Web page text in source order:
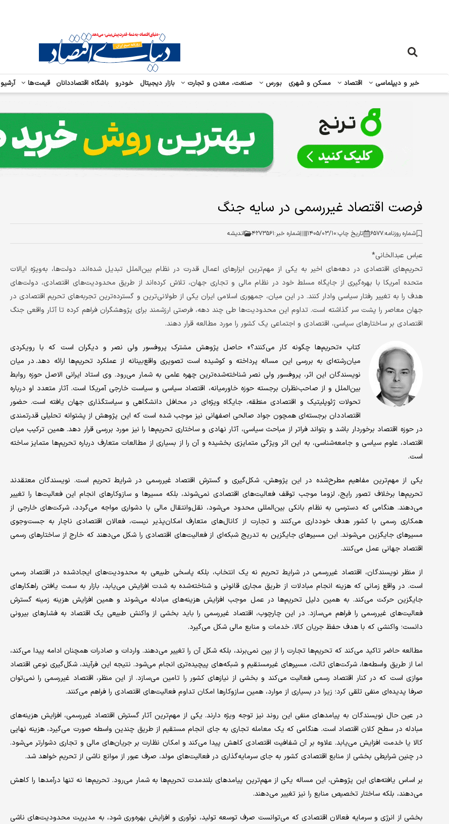
خبر و دیپلماسی اقتصاد مسکن و شهری بورس صنعت، معدن و تجارت بازار دیجیتال خودرو باشگاه اقتصاددانان قیمت‌ها آرشیو
فرصت اقتصاد غیررسمی در سایه جنگ
شماره روزنامه:۶۵۷۷ تاریخ چاپ:۱۴۰۵/۰۳/۱۰ شماره خبر:۴۲۷۳۵۶۱ اندیشه
عباس عبدالخانی*
تحریم‌های اقتصادی در دهه‌های اخیر به یکی از مهم‌ترین ابزارهای اعمال قدرت در نظام بین‌الملل تبدیل شده‌اند. دولت‌ها، به‌ویژه ایالات
متحده آمریکا با بهره‌گیری از جایگاه مسلط خود در نظام مالی و تجاری جهان، تلاش کرده‌اند از طریق محدودیت‌های اقتصادی، دولت‌های
هدف را به تغییر رفتار سیاسی وادار کنند. در این میان، جمهوری اسلامی ایران یکی از طولانی‌ترین و گسترده‌ترین تجربه‌های تحریم اقتصادی در
جهان معاصر را پشت سر گذاشته است. تداوم این محدودیت‌ها طی چند دهه، فرصتی ارزشمند برای پژوهشگران فراهم کرده تا آثار واقعی جنگ
اقتصادی بر ساختارهای سیاسی، اقتصادی و اجتماعی یک کشور را مورد مطالعه قرار دهند.
کتاب «تحریم‌ها چگونه کار می‌کنند؟» حاصل پژوهش مشترک پروفسور ولی نصر و دیگران است که با رویکردی
میان‌رشته‌ای به بررسی این مساله پرداخته و کوشیده است تصویری واقع‌بینانه از عملکرد تحریم‌ها ارائه دهد. در میان
نویسندگان این اثر، پروفسور ولی نصر شناخته‌شده‌ترین چهره علمی به شمار می‌رود. وی استاد ایرانی الاصل حوزه روابط
بین‌الملل و از صاحب‌نظران برجسته حوزه خاورمیانه، اقتصاد سیاسی و سیاست خارجی آمریکا است. آثار متعدد او درباره
تحولات ژئوپلیتیک و اقتصادی منطقه، جایگاه ویژه‌ای در محافل دانشگاهی و سیاستگذاری جهان یافته است. حضور
اقتصاددان برجسته‌ای همچون جواد صالحی اصفهانی نیز موجب شده است که این پژوهش از پشتوانه تحلیلی قدرتمندی
در حوزه اقتصاد برخوردار باشد و بتواند فراتر از مباحث سیاسی، آثار نهادی و ساختاری تحریم‌ها را نیز مورد بررسی قرار دهد. همین ترکیب میان
اقتصاد، علوم سیاسی و جامعه‌شناسی، به این اثر ویژگی متمایزی بخشیده و آن را از بسیاری از مطالعات متعارف درباره تحریم‌ها متمایز ساخته
است.
یکی از مهم‌ترین مفاهیم مطرح‌شده در این پژوهش، شکل‌گیری و گسترش اقتصاد غیررسمی در شرایط تحریم است. نویسندگان معتقدند
تحریم‌ها برخلاف تصور رایج، لزوما موجب توقف فعالیت‌های اقتصادی نمی‌شوند، بلکه مسیرها و سازوکارهای انجام این فعالیت‌ها را تغییر
می‌دهند. هنگامی که دسترسی به نظام بانکی بین‌المللی محدود می‌شود، نقل‌وانتقال مالی با دشواری مواجه می‌گردد، شرکت‌های خارجی از
همکاری رسمی با کشور هدف خودداری می‌کنند و تجارت از کانال‌های متعارف امکان‌پذیر نیست، فعالان اقتصادی ناچار به جست‌وجوی
مسیرهای جایگزین می‌شوند. این مسیرهای جایگزین به تدریج شبکه‌ای از فعالیت‌های اقتصادی را شکل می‌دهند که خارج از ساختارهای رسمی
اقتصاد جهانی عمل می‌کنند.
از منظر نویسندگان، اقتصاد غیررسمی در شرایط تحریم نه یک انتخاب، بلکه پاسخی طبیعی به محدودیت‌های ایجادشده در اقتصاد رسمی
است. در واقع زمانی که هزینه انجام مبادلات از طریق مجاری قانونی و شناخته‌شده به شدت افزایش می‌یابد، بازار به سمت یافتن راهکارهای
جایگزین حرکت می‌کند. به همین دلیل تحریم‌ها در عمل موجب افزایش هزینه‌های مبادله می‌شوند و همین افزایش هزینه زمینه گسترش
فعالیت‌های غیررسمی را فراهم می‌سازد. در این چارچوب، اقتصاد غیررسمی را باید بخشی از واکنش طبیعی یک اقتصاد به فشارهای بیرونی
دانست؛ واکنشی که با هدف حفظ جریان کالا، خدمات و منابع مالی شکل می‌گیرد.
مطالعه حاضر تاکید می‌کند که تحریم‌ها تجارت را از بین نمی‌برند، بلکه شکل آن را تغییر می‌دهند. واردات و صادرات همچنان ادامه پیدا می‌کند،
اما از طریق واسطه‌ها، شرکت‌های ثالث، مسیرهای غیرمستقیم و شبکه‌های پیچیده‌تری انجام می‌شود. نتیجه این فرآیند، شکل‌گیری نوعی اقتصاد
موازی است که در کنار اقتصاد رسمی فعالیت می‌کند و بخشی از نیازهای کشور را تامین می‌سازد. از این منظر، اقتصاد غیررسمی را نمی‌توان
صرفا پدیده‌ای منفی تلقی کرد؛ زیرا در بسیاری از موارد، همین سازوکارها امکان تداوم فعالیت‌های اقتصادی را فراهم می‌کنند.
در عین حال نویسندگان به پیامدهای منفی این روند نیز توجه ویژه دارند. یکی از مهم‌ترین آثار گسترش اقتصاد غیررسمی، افزایش هزینه‌های
مبادله در سطح کلان اقتصاد است. هنگامی که یک معامله تجاری به جای انجام مستقیم از طریق چندین واسطه صورت می‌گیرد، هزینه نهایی
کالا یا خدمت افزایش می‌یابد. علاوه بر آن شفافیت اقتصادی کاهش پیدا می‌کند و امکان نظارت بر جریان‌های مالی و تجاری دشوارتر می‌شود.
در چنین شرایطی بخشی از منابع اقتصادی کشور به جای سرمایه‌گذاری در فعالیت‌های مولد، صرف عبور از موانع ناشی از تحریم خواهد شد.
بر اساس یافته‌های این پژوهش، این مساله یکی از مهم‌ترین پیامدهای بلندمدت تحریم‌ها به شمار می‌رود. تحریم‌ها نه تنها درآمدها را کاهش
می‌دهند، بلکه ساختار تخصیص منابع را نیز تغییر می‌دهند.
بخشی از انرژی و سرمایه فعالان اقتصادی که می‌توانست صرف توسعه تولید، نوآوری و افزایش بهره‌وری شود، به مدیریت محدودیت‌های ناشی